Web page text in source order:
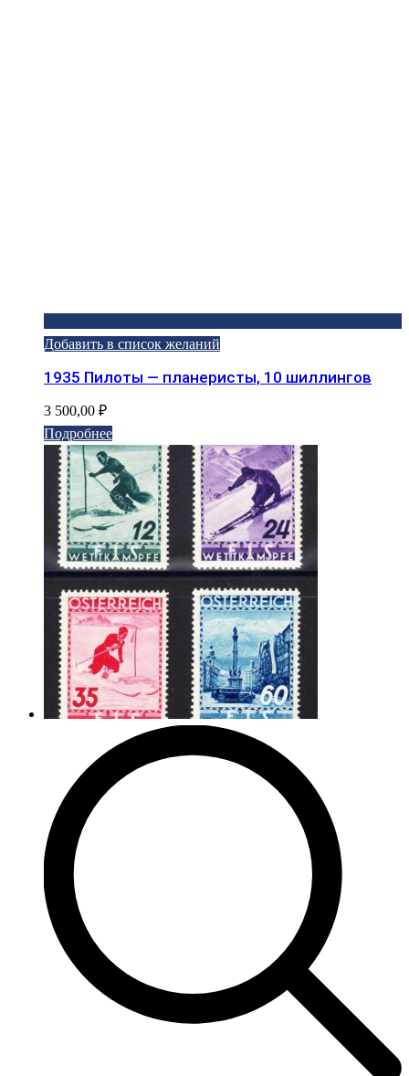
Добавить в список желаний
1935 Пилоты — планеристы, 10 шиллингов
3 500,00 ₽
Подробнее